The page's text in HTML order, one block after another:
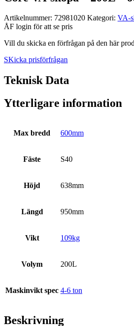
Artikelnummer: 72981020 Kategori: VA­-
ÅF login för att se pris
Vill du skicka en förfrågan på den här
SKicka prisförfrågan
Teknisk Data
Ytterligare information
Max bredd 600mm
Fäste S40
Höjd 638mm
Längd 950mm
Vikt 109kg
Volym 200L
Maskinvikt spec 4-6 ton
Beskrivning